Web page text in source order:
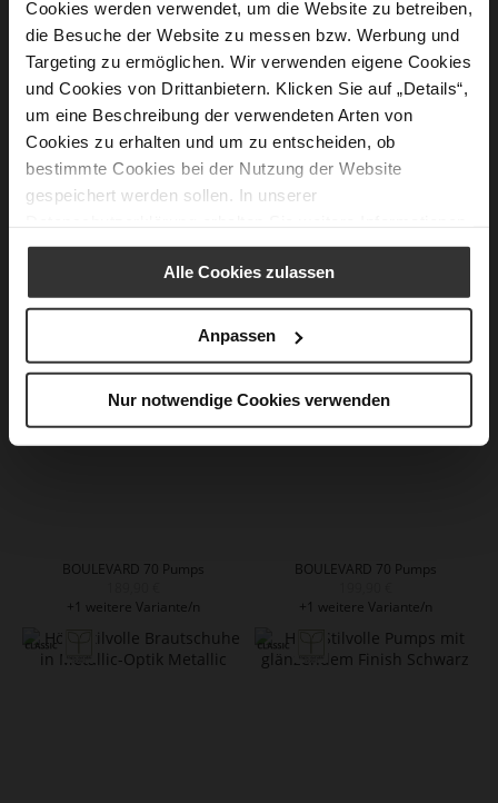
Cookies werden verwendet, um die Website zu betreiben,
die Besuche der Website zu messen bzw. Werbung und
Targeting zu ermöglichen. Wir verwenden eigene Cookies
und Cookies von Drittanbietern. Klicken Sie auf „Details“,
um eine Beschreibung der verwendeten Arten von
Cookies zu erhalten und um zu entscheiden, ob
bestimmte Cookies bei der Nutzung der Website
gespeichert werden sollen. In unserer
Alle Cookies zulassen
Anpassen
Nur notwendige Cookies verwenden
+2 weitere Variante/n
+1 weitere Variante/n
BOULEVARD 70 Pumps
+1 weitere Variante/n
BOULEVARD 70 Pumps
+1 weitere Variante/n